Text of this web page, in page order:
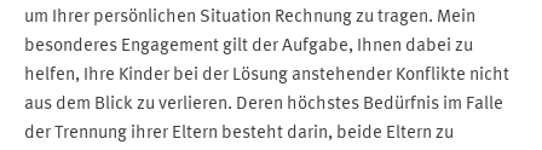
um Ihrer persönlichen Situation Rechnung zu tragen. Mein
besonderes Engagement gilt der Aufgabe, Ihnen dabei zu
helfen, Ihre Kinder bei der Lösung anstehender Konflikte nicht
aus dem Blick zu verlieren. Deren höchstes Bedürfnis im Falle
der Trennung ihrer Eltern besteht darin, beide Eltern zu